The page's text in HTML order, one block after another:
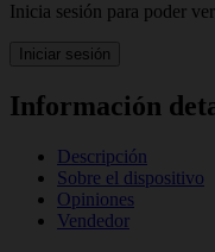
Inicia sesión para poder
Iniciar sesión
Información
Descripción
Sobre el dispositivo
Opiniones
Vendedor